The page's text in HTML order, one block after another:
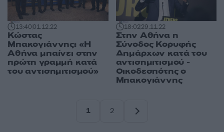
13:4001.12.22
Κώστας
Μπακογιάννης: «Η
Αθήνα μπαίνει στην
πρώτη γραμμή κατά
του αντισημιτισμού»
18:0229.11.22
Στην Αθήνα η
Σύνοδος Κορυφής
Δημάρχων κατά του
αντισημιτισμού -
Οικοδεσπότης ο
Μπακογιάννης
1
2